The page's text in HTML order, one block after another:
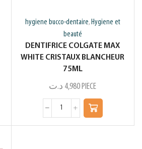
hygiene bucco-dentaire, Hygiene et
beauté
DENTIFRICE COLGATE MAX
WHITE CRISTAUX BLANCHEUR
75ML
4,980 د.ت PIECE